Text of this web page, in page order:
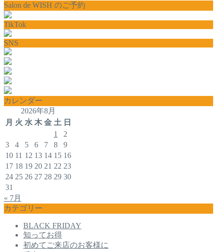
Salon de WISH のご予約
TikTok
SNS
カレンダー
2026年8月
月 火 水 木 金 土 日
1
2
3
4 5 6 7 8
9
10 11 12 13 14 15 16
17 18 19 20 21 22 23
24 25 26 27 28 29 30
31
« 7月
カテゴリー
BLACK FRIDAY
知ってお得
初めてご来店のお客様に